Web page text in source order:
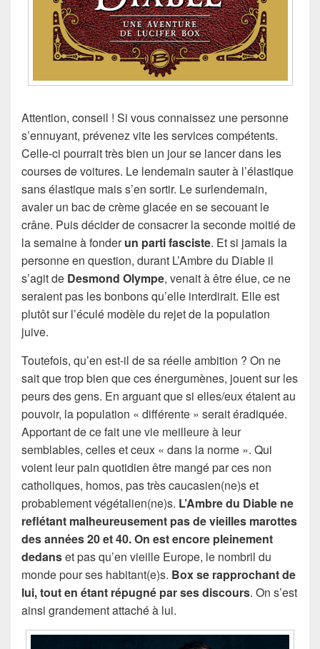
Attention, conseil ! Si vous connaissez une personne
s’ennuyant, prévenez vite les services compétents.
Celle-ci pourrait très bien un jour se lancer dans les
courses de voitures. Le lendemain sauter à l’élastique
sans élastique mais s’en sortir. Le surlendemain,
avaler un bac de crème glacée en se secouant le
crâne. Puis décider de consacrer la seconde moitié de
la semaine à fonderun parti fasciste. Et si jamais la
personne en question, durant L’Ambre du Diable il
s’agit de Desmond Olympe, venait à être élue, ce ne
seraient pas les bonbons qu’elle interdirait. Elle est
plutôt sur l’éculé modèle du rejet de la population
juive.
Toutefois, qu’en est-il de sa réelle ambition ? On ne
sait que trop bien que ces énergumènes, jouent sur les
peurs des gens. En arguant que si elles/eux étaient au
pouvoir, la population « différente » serait éradiquée.
Apportant de ce fait une vie meilleure à leur
semblables, celles et ceux « dans la norme ». Qui
voient leur pain quotidien être mangé par ces non
catholiques, homos, pas très caucasien(ne)s et
probablement végétalien(ne)s. L’Ambre du Diable ne
reflétant malheureusement pas de vieilles marottes
des années 20 et 40. On est encore pleinement
dedanset pas qu’en vieille Europe, le nombril du
monde pour ses habitant(e)s. Box se rapprochant de
lui, tout en étant répugné par ses discours. On s’est
ainsi grandement attaché à lui.